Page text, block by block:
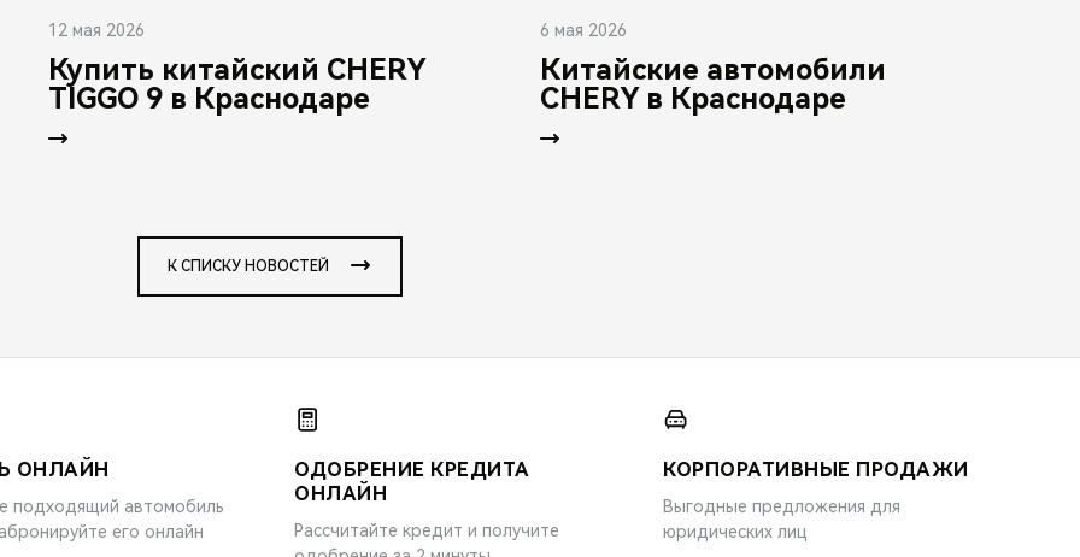
12 мая 2026
Купить китайский CHERY
TIGGO 9 в Краснодаре
6 мая 2026
Китайские автомобили
CHERY в Краснодаре
К СПИСКУ НОВОСТЕЙ
ОНЛАЙН
подходящий автомобиль
его онлайн
ОДОБРЕНИЕ КРЕДИТА
ОНЛАЙН
Рассчитайте кредит и получите
КОРПОРАТИВНЫЕ ПРОДАЖИ
Выгодные предложения для
юридических лиц